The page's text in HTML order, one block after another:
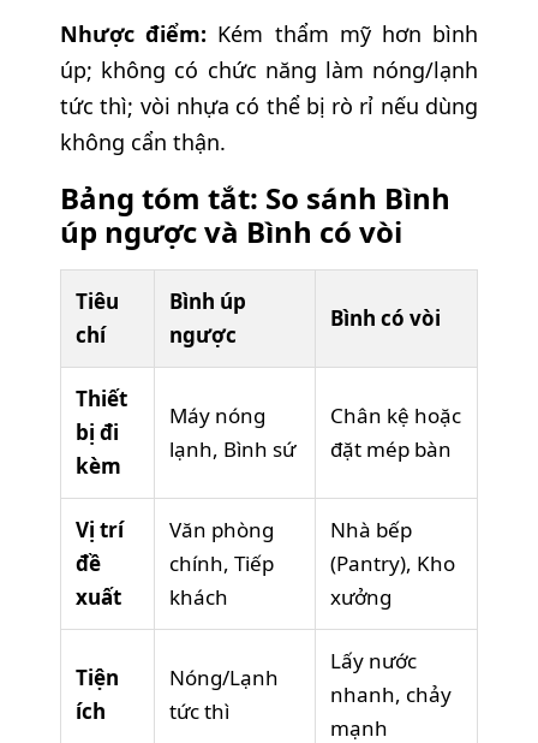
Nhược điểm: Kém thẩm mỹ hơn bình
úp; không có chức năng làm nóng/lạnh
tức thì; vòi nhựa có thể bị rò rỉ nếu dùng
không cẩn thận.
Bảng tóm tắt: So sánh Bình
úp ngược và Bình có vòi
Tiêu
chí
Bình úp
ngược
Bình có vòi
Thiết
bị đi
kèm
Máy nóng
lạnh, Bình sứ
Chân kệ hoặc
đặt mép bàn
Vị trí
đề
xuất
Văn phòng
chính, Tiếp
khách
Nhà bếp
(Pantry), Kho
xưởng
Tiện
ích
Nóng/Lạnh
tức thì
Lấy nước
nhanh, chảy
mạnh